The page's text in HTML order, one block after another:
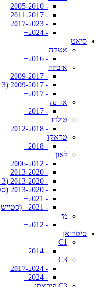
- 2005-2010
- 2011-2017
- 2017-2023
- 2024+
סיאט
אטקה
- 2016+
איביזה
- 2009-2017
- 2009-2017 (3 דלתות)
- 2017+
ארונה
- 2017+
טולדו
- 2012-2018
טראקו
- 2018+
לאון
- 2006-2012
- 2013-2020
- 2013-2020 (3 דלתות)
- 2013-2020 (סטיישן)
- 2021+
- 2021+ (סטיישן)
מי
- 2012+
סיטרואן
C1
- 2014+
C3
- 2017-2024
- 2024+